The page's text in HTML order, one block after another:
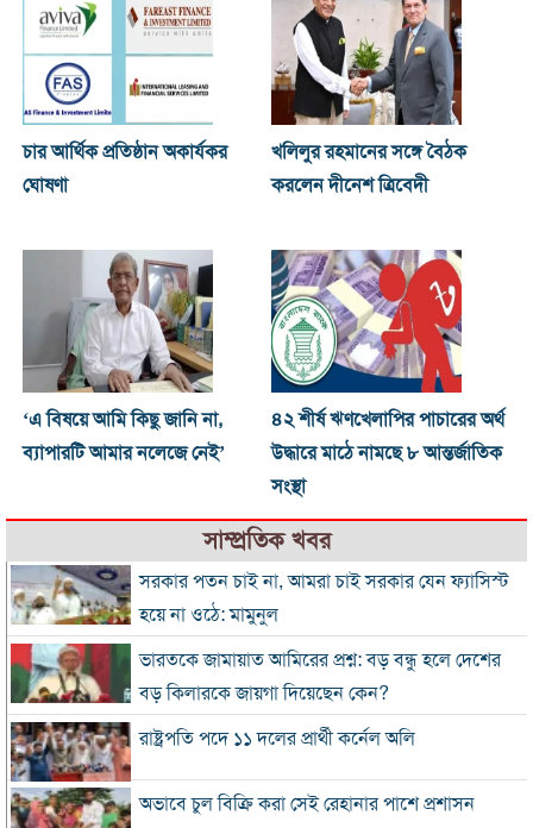
চার আর্থিক প্রতিষ্ঠান অকার্যকর
ঘোষণা
খ‌লিলুর রহমানের সঙ্গে বৈঠক
করলেন দীনেশ ত্রিবেদী
‘এ বিষয়ে আমি কিছু জানি না,
ব্যাপারটি আমার নলেজে নেই’
৪২ শীর্ষ ঋণখেলাপির পাচারের অর্থ
উদ্ধারে মাঠে নামছে ৮ আন্তর্জাতিক
সংস্থা
সাম্প্রতিক খবর
সরকার পতন চাই না, আমরা চাই সরকার যেন ফ্যাসিস্ট
হয়ে না ওঠে: মামুনুল
ভারতকে জামায়াত আমিরের প্রশ্ন: বড় বন্ধু হলে দেশের
বড় কিলারকে জায়গা দিয়েছেন কেন?
রাষ্ট্রপতি পদে ১১ দলের প্রার্থী কর্নেল অলি
অভাবে চুল বিক্রি করা সেই রেহানার পাশে প্রশাসন